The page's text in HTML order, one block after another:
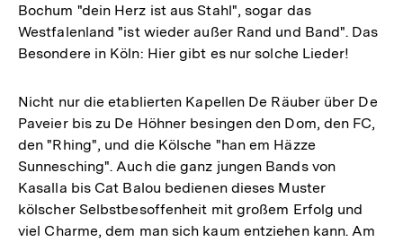
Bochum "dein Herz ist aus Stahl", sogar das
Westfalenland "ist wieder außer Rand und Band". Das
Besondere in Köln: Hier gibt es nur solche Lieder!
Nicht nur die etablierten Kapellen De Räuber über De
Paveier bis zu De Höhner besingen den Dom, den FC,
den "Rhing", und die Kölsche "han em Häzze
Sunnesching". Auch die ganz jungen Bands von
Kasalla bis Cat Balou bedienen dieses Muster
kölscher Selbstbesoffenheit mit großem Erfolg und
viel Charme, dem man sich kaum entziehen kann. Am